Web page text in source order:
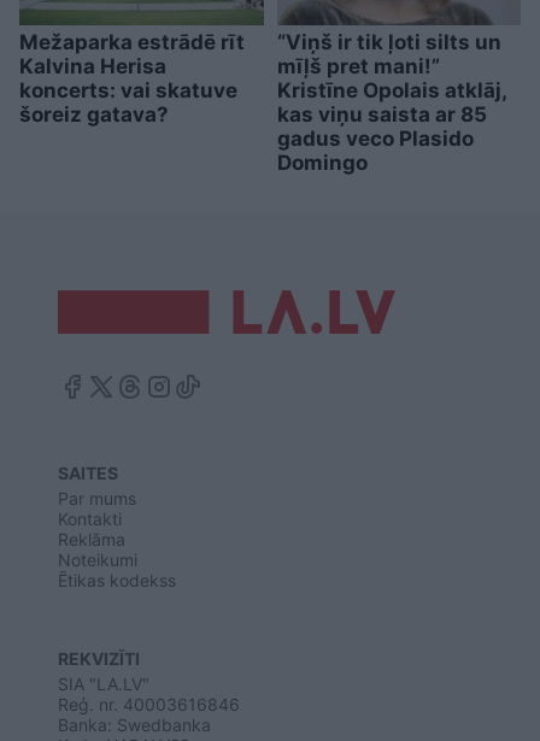
Mežaparka estrādē rīt
Kalvina Herisa
koncerts: vai skatuve
šoreiz gatava?
“Viņš ir tik ļoti silts un
mīļš pret mani!”
Kristīne Opolais atklāj,
kas viņu saista ar 85
gadus veco Plasido
Domingo
SAITES
Par mums
Kontakti
Reklāma
Noteikumi
Ētikas kodekss
REKVIZĪTI
SIA "LA.LV"
Reģ. nr. 40003616846
Banka: Swedbanka